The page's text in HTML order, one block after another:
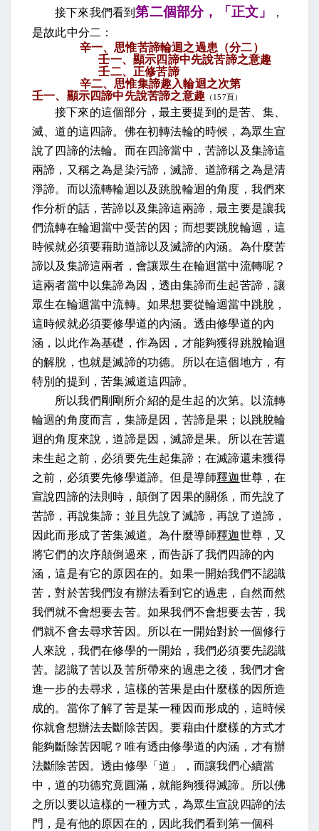
接下來我們看到第二個部分，「正文」
，
是故此中分二：
辛一、思惟苦諦輪迴之過患（分二）
壬一、顯示四諦中先說苦諦之意趣
壬二、正修苦諦
辛二、思惟集諦趣入輪迴之次第
壬一、顯示四諦中先說苦諦之意趣 （157頁）
接下來的這個部分，最主要提到的是苦、集、
滅、道的這四諦。佛在初轉法輪的時候，為眾生宣
說了四諦的法輪。而在四諦當中，苦諦以及集諦這
兩諦，又稱之為是染污諦，滅諦、道諦稱之為是清
淨諦。而以流轉輪迴以及跳脫輪迴的角度，我們來
作分析的話，苦諦以及集諦這兩諦，最主要是讓我
們流轉在輪迴當中受苦的因；而想要跳脫輪迴，這
時候就必須要藉助道諦以及滅諦的內涵。為什麼苦
諦以及集諦這兩者，會讓眾生在輪迴當中流轉呢？
這兩者當中以集諦為因，透由集諦而生起苦諦，讓
眾生在輪迴當中流轉。如果想要從輪迴當中跳脫，
這時候就必須要修學道的內涵。透由修學道的內
涵，以此作為基礎，作為因，才能夠獲得跳脫輪迴
的解脫，也就是滅諦的功德。所以在這個地方，有
特別的提到，苦集滅道這四諦。
所以我們剛剛所介紹的是生起的次第。以流轉
輪迴的角度而言，集諦是因，苦諦是果；以跳脫輪
迴的角度來說，道諦是因，滅諦是果。所以在苦還
未生起之前，必須要先生起集諦；在滅諦還未獲得
之前，必須要先修學道諦。但是導師釋迦世尊，在
宣說四諦的法則時，顛倒了因果的關係，而先說了
苦諦，再說集諦；並且先說了滅諦，再說了道諦，
因此而形成了苦集滅道。為什麼導師釋迦世尊，又
將它們的次序顛倒過來，而告訴了我們四諦的內
涵，這是有它的原因在的。如果一開始我們不認識
苦，對於苦我們沒有辦法看到它的過患，自然而然
我們就不會想要去苦。如果我們不會想要去苦，我
們就不會去尋求苦因。所以在一開始對於一個修行
人來說，我們在修學的一開始，我們必須要先認識
苦。認識了苦以及苦所帶來的過患之後，我們才會
進一步的去尋求，這樣的苦果是由什麼樣的因所造
成的。當你了解了苦是某一種因而形成的，這時候
你就會想辦法去斷除苦因。要藉由什麼樣的方式才
能夠斷除苦因呢？唯有透由修學道的內涵，才有辦
法斷除苦因。透由修學「道」，而讓我們心續當
中，道的功德究竟圓滿，就能夠獲得滅諦。所以佛
之所以要以這樣的一種方式，為眾生宣說四諦的法
門，是有他的原因在的，因此我們看到第一個科